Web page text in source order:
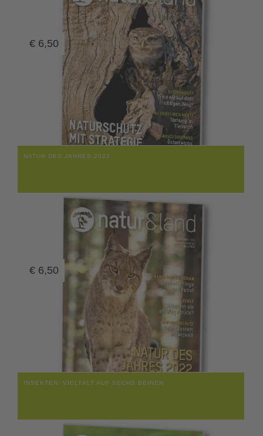
€ 6,50
NATUR DES JAHRES 2022
€ 6,50
INSEKTEN: VIELFALT AUF SECHS BEINEN